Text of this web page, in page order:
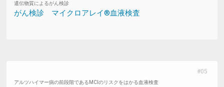
遺伝物質によるがん検診
がん検診 マイクロアレイ®血液検査
アルツハイマー病の前段階であるMCIのリスクをはかる血液検査